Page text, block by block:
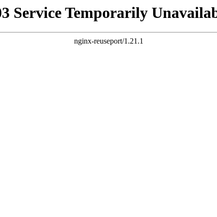
Service Temporarily
nginx-reuseport/1.21.1